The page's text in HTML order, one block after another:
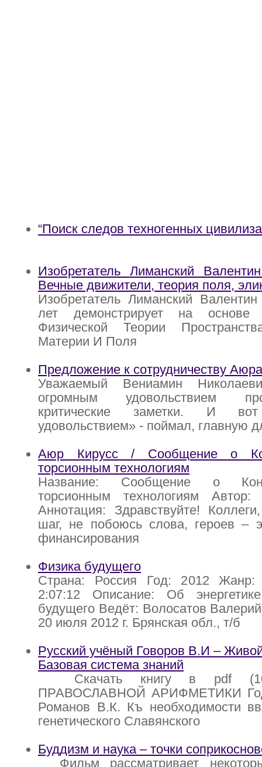
“Поиск следов техногенных
Изобретатель Лиманский
Вечные движители, теория поля,
Изобретатель Лиманский
лет демонстрирует на основе
Физической Теории
Материи И Поля
Предложение к сотрудничеству
Уважаемый Вениамин
огромным удовольствием
критические заметки. И
удовольствием» - поймал, главную
Аюр Кирусс / Сообщение о
торсионным технологиям
Название: Сообщение о
торсионным технологиям
Аннотация: Здравствуйте!
шаг, не побоюсь слова, героев –
финансирования
Физика будущего
Страна: Россия Год: 2012 Жанр:
2:07:12 Описание: Об
будущего Ведёт: Волосатов
20 июля 2012 г. Брянская обл., т/б
Русский учёный Говоров В.И –
Базовая система знаний
Скачать книгу в pdf
ПРАВОСЛАВНОЙ АРИФМЕТИКИ
Романов В.К. Къ необходимости
генетического Славянского
Буддизм и наука – точки
Фильм рассматривает